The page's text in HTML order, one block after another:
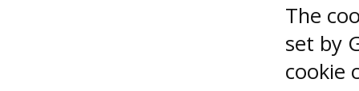
The
set by
cookie